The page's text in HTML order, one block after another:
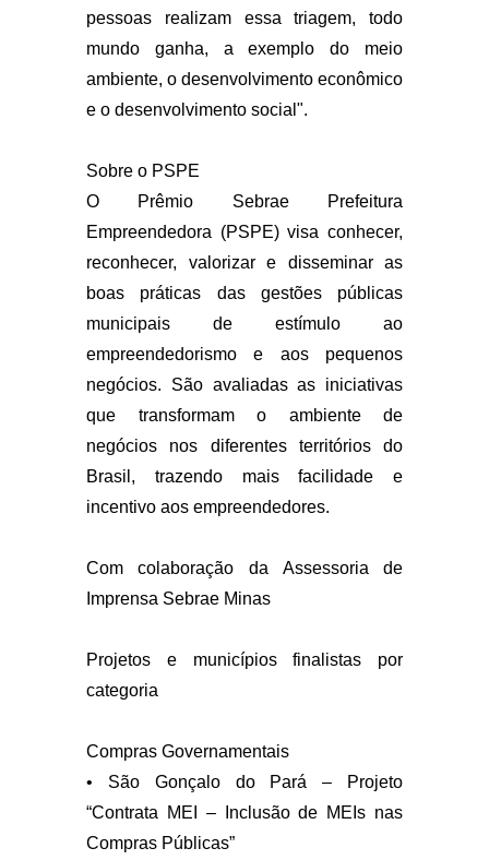
pessoas realizam essa triagem, todo
mundo ganha, a exemplo do meio
ambiente, o desenvolvimento econômico
e o desenvolvimento social".
Sobre o PSPE
O Prêmio Sebrae Prefeitura
Empreendedora (PSPE) visa conhecer,
reconhecer, valorizar e disseminar as
boas práticas das gestões públicas
municipais de estímulo ao
empreendedorismo e aos pequenos
negócios. São avaliadas as iniciativas
que transformam o ambiente de
negócios nos diferentes territórios do
Brasil, trazendo mais facilidade e
incentivo aos empreendedores.
Com colaboração da Assessoria de
Imprensa Sebrae Minas
Projetos e municípios finalistas por
categoria
Compras Governamentais
• São Gonçalo do Pará – Projeto
“Contrata MEI – Inclusão de MEIs nas
Compras Públicas”